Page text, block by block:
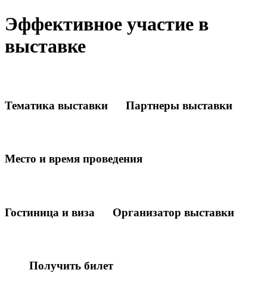
Эффективное участие в
выставке
Тематика выставки Партнеры выставки
Место и время проведения
Гостиница и виза Организатор выставки
Получить билет